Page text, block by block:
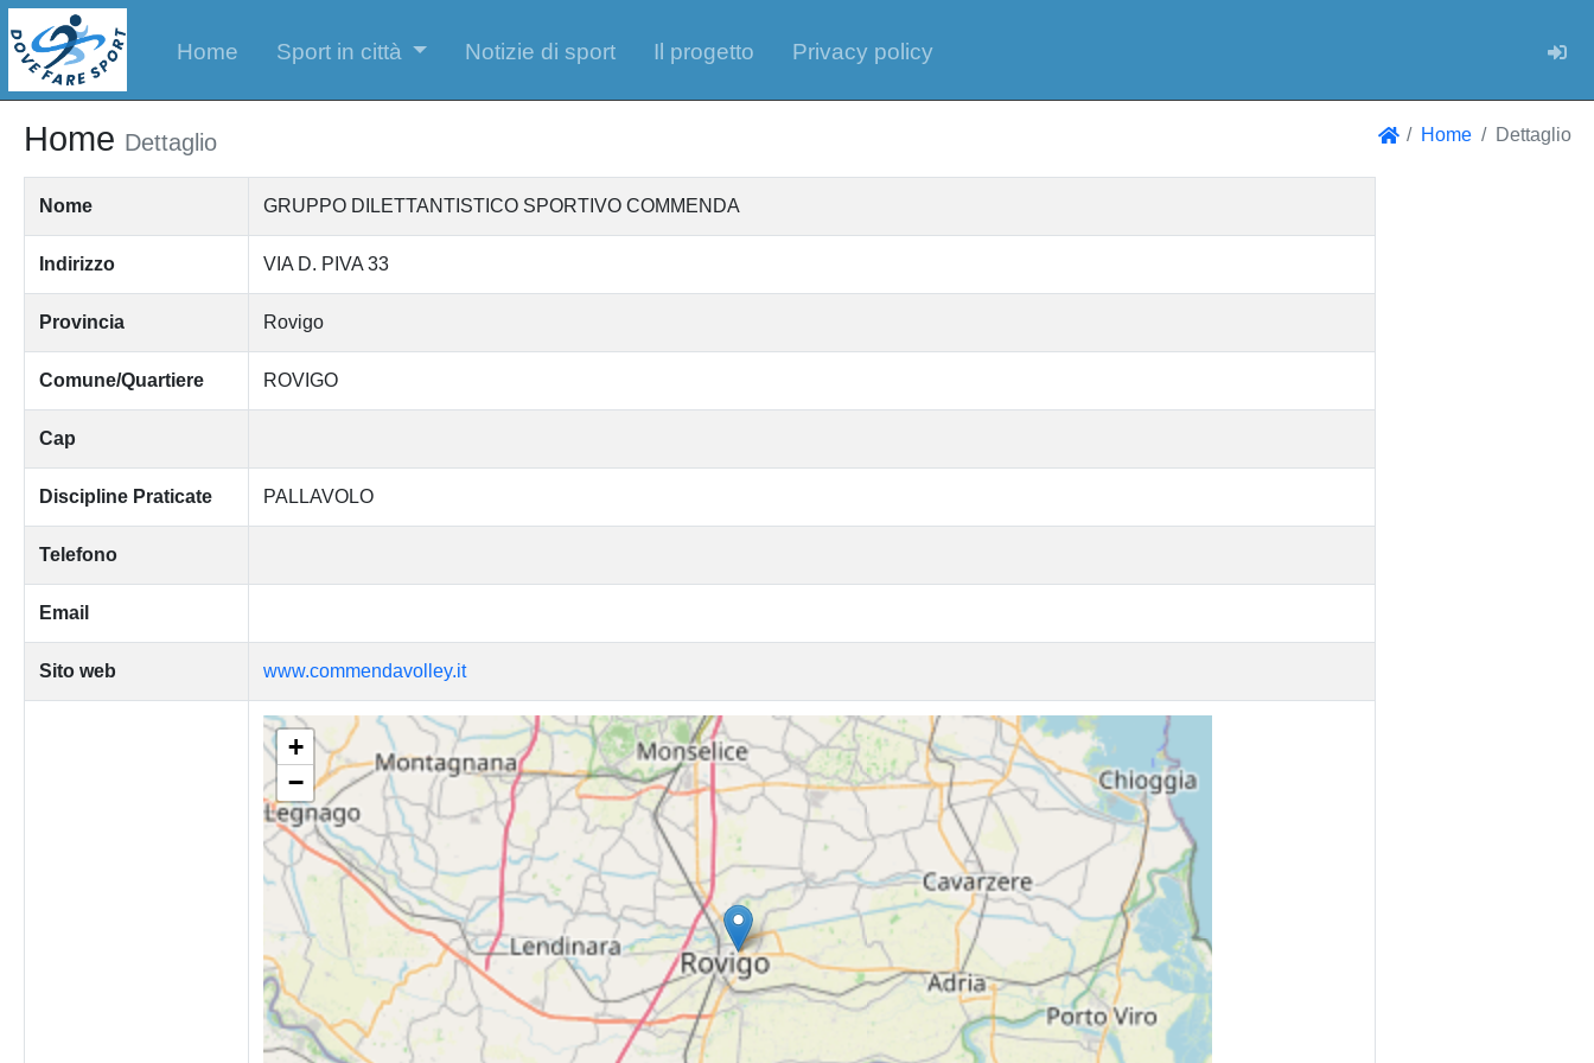
Home Sport in città Notizie di sport Il progetto Privacy policy
Home Dettaglio Home Dettaglio
Nome GRUPPO DILETTANTISTICO SPORTIVO COMMENDA
Indirizzo VIA D. PIVA 33
Provincia Rovigo
Comune/Quartiere ROVIGO
Cap
Discipline Praticate PALLAVOLO
Telefono
Email
Sito web www.commendavolley.it
+
−